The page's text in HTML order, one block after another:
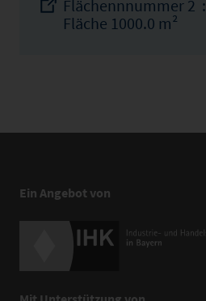
Flächennnummer 2
Fläche 1000.0 m²
Ein Angebot von